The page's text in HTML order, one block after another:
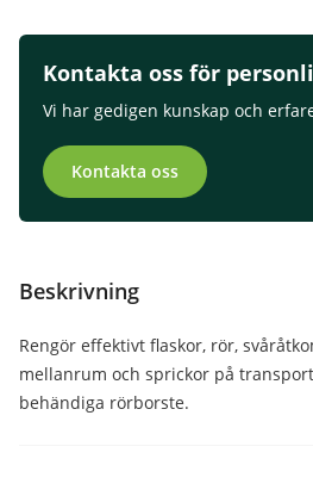
Kontakta oss för
Vi har gedigen kunskap och
Kontakta oss
Beskrivning
Rengör effektivt flaskor, rör,
mellanrum och sprickor på
behändiga rörborste.